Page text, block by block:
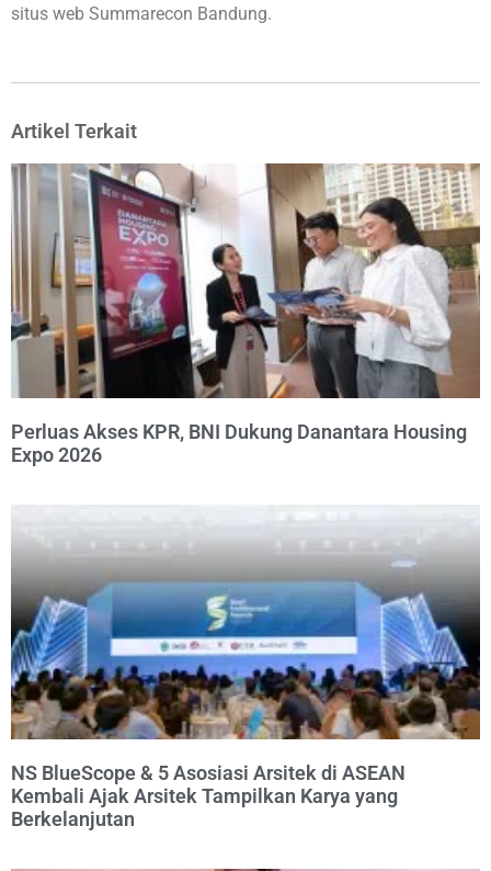
situs web Summarecon Bandung.
Artikel Terkait
Perluas Akses KPR, BNI Dukung Danantara Housing
Expo 2026
NS BlueScope & 5 Asosiasi Arsitek di ASEAN
Kembali Ajak Arsitek Tampilkan Karya yang
Berkelanjutan